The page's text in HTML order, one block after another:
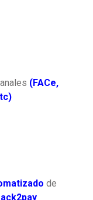
(FACe,
de